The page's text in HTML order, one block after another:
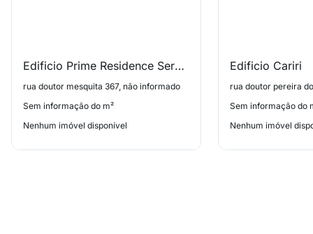
Edificio Prime Residence Service
rua doutor mesquita 367, não informado
Sem informação do m²
Nenhum imóvel disponível
Edificio Cariri
Sem informação do
Nenhum imóvel